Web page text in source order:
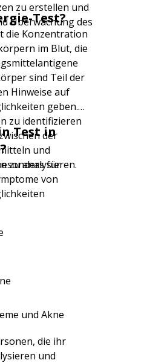
zu erstellen und
Überwachung des
Test?
die Konzentration
im Blut, die
sind Teil der
Hinweise auf
geben.
zu identifizieren
der
und
zu analysieren.
Test in
für
von
und Akne
die ihr
und